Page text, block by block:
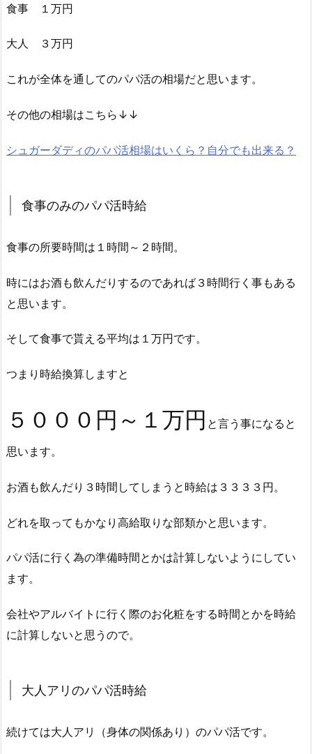
食事 １万円
大人 ３万円
これが全体を通してのパパ活の相場だと思います。
その他の相場はこちら↓↓
シュガーダディのパパ活相場はいくら？自分でも出来る？
食事のみのパパ活時給
食事の所要時間は１時間～２時間。
時にはお酒も飲んだりするのであれば３時間行く事もある
と思います。
そして食事で貰える平均は１万円です。
つまり時給換算しますと
５０００円～１万円 と言う事になると
思います。
お酒も飲んだり３時間してしまうと時給は３３３３円。
どれを取ってもかなり高給取りな部類かと思います。
パパ活に行く為の準備時間とかは計算しないようにしてい
ます。
会社やアルバイトに行く際のお化粧をする時間とかを時給
に計算しないと思うので。
大人アリのパパ活時給
続けては大人アリ（身体の関係あり）のパパ活です。